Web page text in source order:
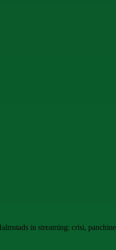
in streaming: crisi, panchine